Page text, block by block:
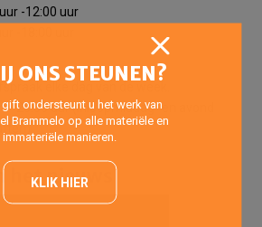
-12:00 uur
elke dag van de week.
– 20:00 uur (Inloopmiddag- en avond
het nieuws
ONS STEUNEN?
ondersteunt u het werk van
Brammelo op alle materiële en
immateriële manieren.
KLIK HIER